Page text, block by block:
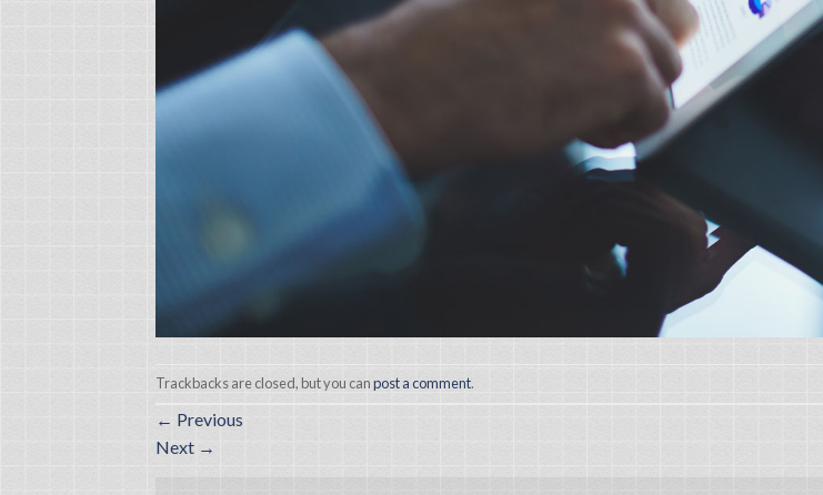
Trackbacks are closed, but you canpost a comment.
← Previous
Next →